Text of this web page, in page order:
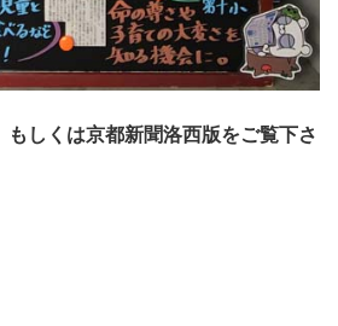
しくは京都新聞洛西版をご覧下さ